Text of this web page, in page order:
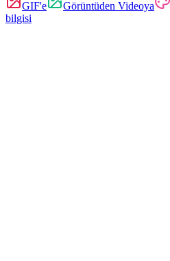
GIF'e
Görüntüden Videoya
bilgisi